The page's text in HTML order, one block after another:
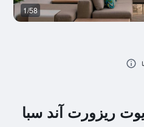
ريزورت آند سبا
1/58